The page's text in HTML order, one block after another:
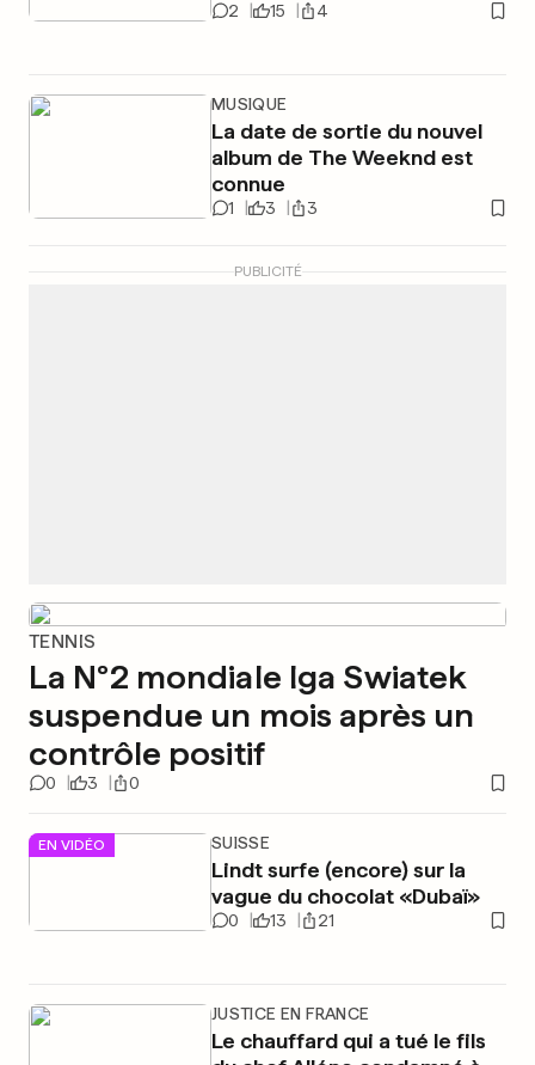
2 15 4
MUSIQUE
La date de sortie du nouvel
album de The Weeknd est
connue
1 3 3
PUBLICITÉ
TENNIS
La N°2 mondiale Iga Swiatek
suspendue un mois après un
contrôle positif
0 3 0
EN VIDÉO SUISSE
Lindt surfe (encore) sur la
vague du chocolat «Dubaï»
0 13 21
JUSTICE EN FRANCE
Le chauffard qui a tué le fils